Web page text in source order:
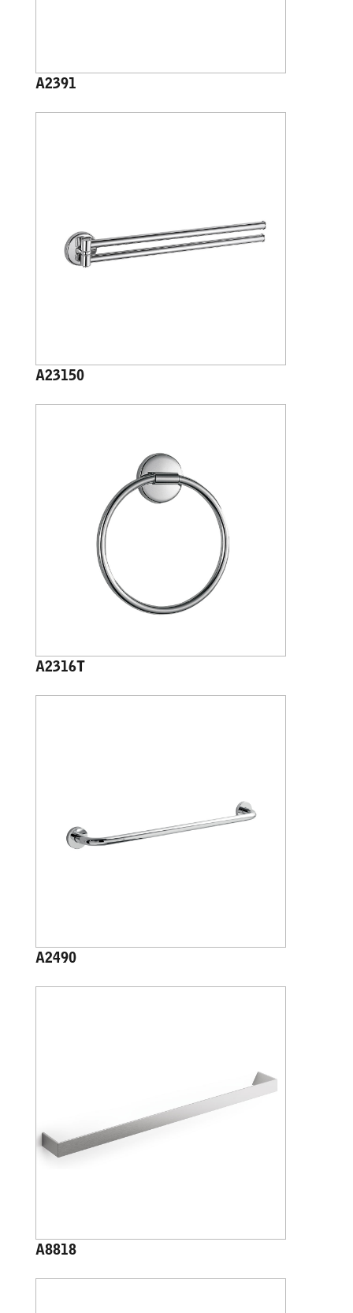
A2391
A23150
A2316T
A2490
A8818